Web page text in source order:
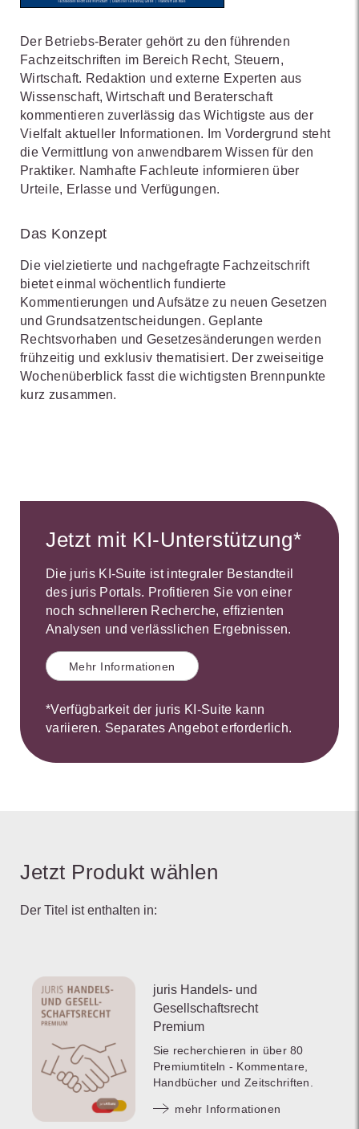
Der Betriebs-Berater gehört zu den führenden
Fachzeitschriften im Bereich Recht, Steuern,
Wirtschaft. Redaktion und externe Experten aus
Wissenschaft, Wirtschaft und Beraterschaft
kommentieren zuverlässig das Wichtigste aus der
Vielfalt aktueller Informationen. Im Vordergrund steht
die Vermittlung von anwendbarem Wissen für den
Praktiker. Namhafte Fachleute informieren über
Urteile, Erlasse und Verfügungen.
Das Konzept
Die vielzietierte und nachgefragte Fachzeitschrift
bietet einmal wöchentlich fundierte
Kommentierungen und Aufsätze zu neuen Gesetzen
und Grundsatzentscheidungen. Geplante
Rechtsvorhaben und Gesetzesänderungen werden
frühzeitig und exklusiv thematisiert. Der zweiseitige
Wochenüberblick fasst die wichtigsten Brennpunkte
kurz zusammen.
Jetzt mit KI-Unterstützung*
Die juris KI-Suite ist integraler Bestandteil
des juris Portals. Profitieren Sie von einer
noch schnelleren Recherche, effizienten
Analysen und verlässlichen Ergebnissen.
Mehr Informationen
*Verfügbarkeit der juris KI-Suite kann
variieren. Separates Angebot erforderlich.
Jetzt Produkt wählen
Der Titel ist enthalten in:
juris Handels- und
Gesellschaftsrecht
Premium
Sie recherchieren in über 80
Premiumtiteln - Kommentare,
Handbücher und Zeitschriften.
mehr Informationen